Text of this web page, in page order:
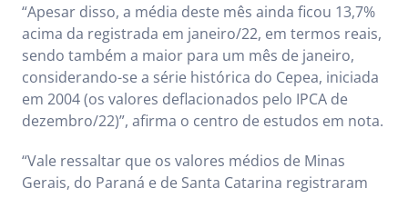
“Apesar disso, a média deste mês ainda ficou 13,7%
acima da registrada em janeiro/22, em termos reais,
sendo também a maior para um mês de janeiro,
considerando-se a série histórica do Cepea, iniciada
em 2004 (os valores deflacionados pelo IPCA de
dezembro/22)”, afirma o centro de estudos em nota.
“Vale ressaltar que os valores médios de Minas
Gerais, do Paraná e de Santa Catarina registraram